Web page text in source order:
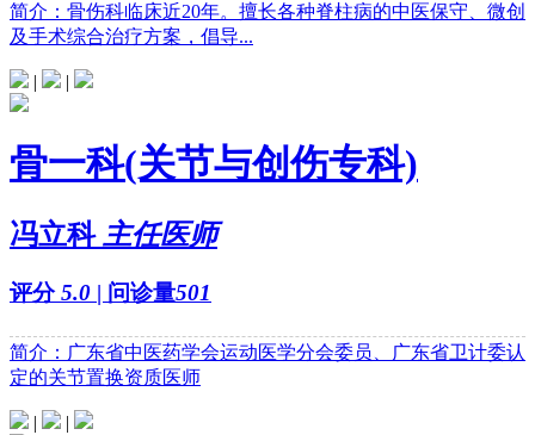
简介：骨伤科临床近20年。擅长各种脊柱病的中医保守、微创
及手术综合治疗方案，倡导...
| |
骨一科(关节与创伤专科)
冯立科主任医师
评分5.0 | 问诊量501
简介：广东省中医药学会运动医学分会委员、广东省卫计委认
定的关节置换资质医师
| |